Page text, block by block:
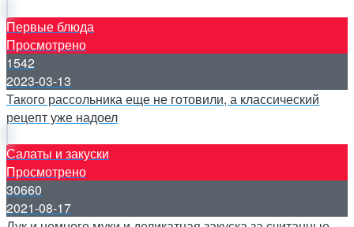
Первые блюда
Просмотрено
1542
2023-03-13
Такого рассольника еще не готовили, а классический
рецепт уже надоел
Салаты и закуски
Просмотрено
30660
2021-08-17